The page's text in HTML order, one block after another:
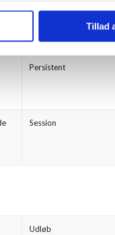
Tillad
UDLØB
Persistent
Session
Udløb